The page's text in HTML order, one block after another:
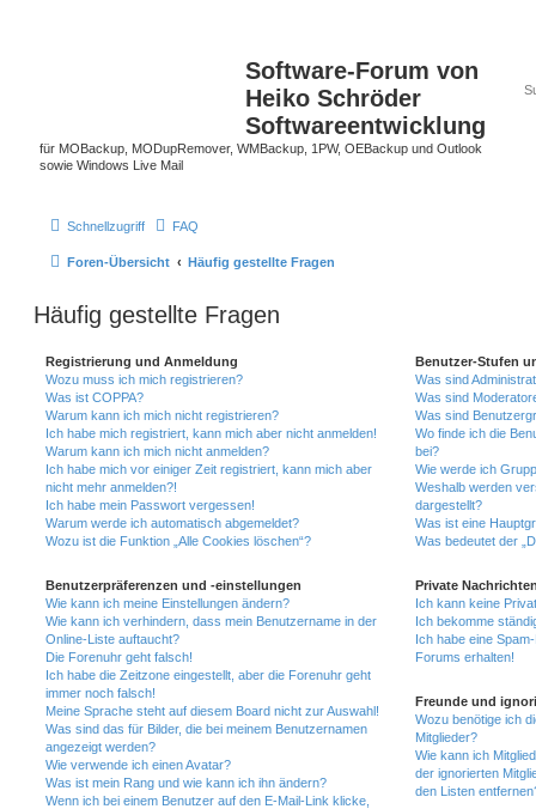
Software-Forum von
Heiko Schröder
Softwareentwicklung
für MOBackup, MODupRemover, WMBackup, 1PW, OEBackup und Outlook
sowie Windows Live Mail
Schnellzugriff FAQ
Foren-Übersicht Häufig gestellte Fragen
Häufig gestellte Fragen
Registrierung und Anmeldung
Wozu muss ich mich registrieren?
Was ist COPPA?
Warum kann ich mich nicht registrieren?
Ich habe mich registriert, kann mich aber nicht anmelden!
Warum kann ich mich nicht anmelden?
Ich habe mich vor einiger Zeit registriert, kann mich aber
nicht mehr anmelden?!
Ich habe mein Passwort vergessen!
Warum werde ich automatisch abgemeldet?
Wozu ist die Funktion „Alle Cookies löschen“?
Benutzerpräferenzen und -einstellungen
Wie kann ich meine Einstellungen ändern?
Wie kann ich verhindern, dass mein Benutzername in der
Online-Liste auftaucht?
Die Forenuhr geht falsch!
Ich habe die Zeitzone eingestellt, aber die Forenuhr geht
immer noch falsch!
Meine Sprache steht auf diesem Board nicht zur Auswahl!
Was sind das für Bilder, die bei meinem Benutzernamen
angezeigt werden?
Wie verwende ich einen Avatar?
Was ist mein Rang und wie kann ich ihn ändern?
Wenn ich bei einem Benutzer auf den E-Mail-Link klicke,
Benutzer-Stufen
Was sind
Was sind
Was sind
Wo finde ich die
bei?
Wie werde ich
Weshalb werden
dargestellt?
Was ist eine
Was bedeutet der
Private
Ich kann keine
Ich bekomme
Ich habe eine
Forums erhalten!
Freunde und
Wozu benötige ich
Mitglieder?
Wie kann ich
der ignorierten
den Listen